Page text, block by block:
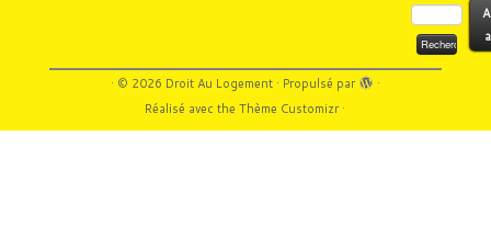
Rechercher :
· © 2026 Droit Au Logement· Propulsé par
·
Réalisé avec theThème Customizr·